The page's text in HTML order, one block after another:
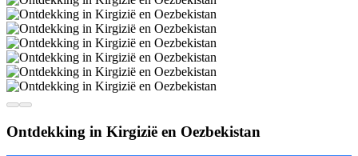
Ontdekking in Kirgizië en Oezbekistan